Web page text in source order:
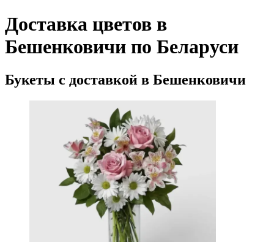
Доставка цветов в
Бешенковичи по Беларуси
Букеты с доставкой в Бешенковичи